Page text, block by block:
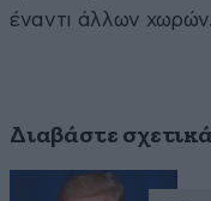
έναντι άλλων χωρών.
Διαβάστε σχετικά